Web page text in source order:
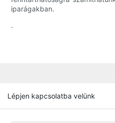
iparágakban.
.
Lépjen kapcsolatba velünk